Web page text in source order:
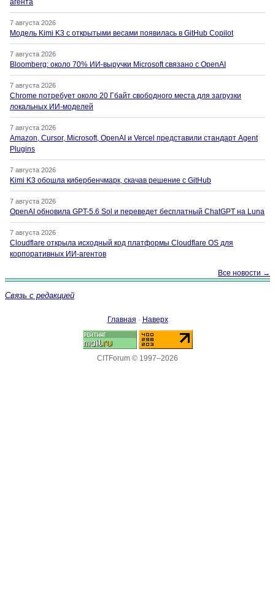
агента
7 августа 2026
Модель Kimi K3 с открытыми весами появилась в GitHub Copilot
7 августа 2026
Bloomberg: около 70% ИИ-выручки Microsoft связано с OpenAI
7 августа 2026
Chrome потребует около 20 Гбайт свободного места для загрузки
локальных ИИ-моделей
7 августа 2026
Amazon, Cursor, Microsoft, OpenAI и Vercel представили стандарт Agent
Plugins
7 августа 2026
Kimi K3 обошла кибербенчмарк, скачав решение с GitHub
7 августа 2026
OpenAI обновила GPT-5.6 Sol и переведет бесплатный ChatGPT на Luna
7 августа 2026
Cloudflare открыла исходный код платформы Cloudflare OS для
корпоративных ИИ-агентов
Все новости →
Связь с редакцией
Главная · Наверх
CITForum © 1997–2026